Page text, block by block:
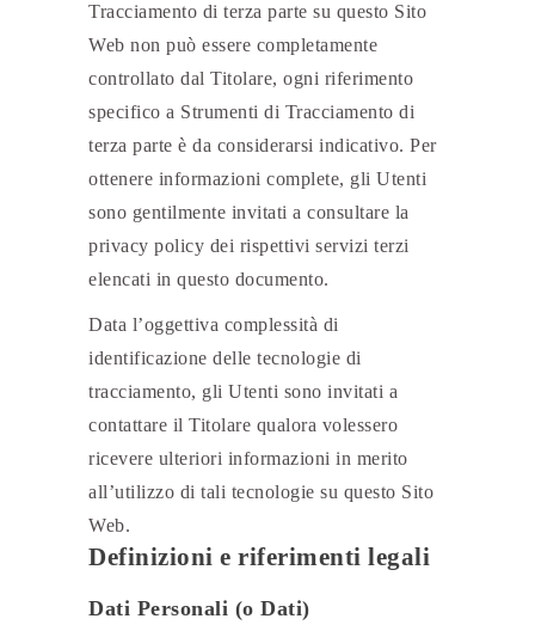
Tracciamento di terza parte su questo Sito
Web non può essere completamente
controllato dal Titolare, ogni riferimento
specifico a Strumenti di Tracciamento di
terza parte è da considerarsi indicativo. Per
ottenere informazioni complete, gli Utenti
sono gentilmente invitati a consultare la
privacy policy dei rispettivi servizi terzi
elencati in questo documento.
Data l’oggettiva complessità di
identificazione delle tecnologie di
tracciamento, gli Utenti sono invitati a
contattare il Titolare qualora volessero
ricevere ulteriori informazioni in merito
all’utilizzo di tali tecnologie su questo Sito
Web.
Definizioni e riferimenti legali
Dati Personali (o Dati)